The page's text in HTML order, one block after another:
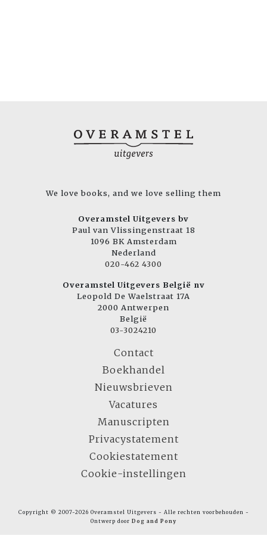
We love books, and we love selling them
Overamstel Uitgevers bv
Paul van Vlissingenstraat 18
1096 BK Amsterdam
Nederland
020-462 4300
Overamstel Uitgevers België nv
Leopold De Waelstraat 17A
2000 Antwerpen
België
03-3024210
Contact
Boekhandel
Nieuwsbrieven
Vacatures
Manuscripten
Privacystatement
Cookiestatement
Cookie-instellingen
Copyright © 2007-2026 Overamstel Uitgevers - Alle rechten voorbehouden -
Ontwerp door Dog and Pony